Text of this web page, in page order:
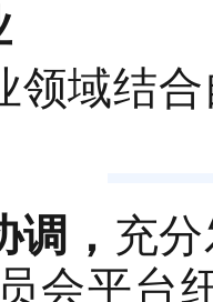
领域结
调， 充
会平台